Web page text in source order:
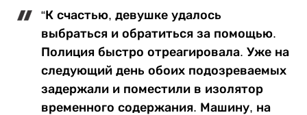
“К счастью, девушке удалось
выбраться и обратиться за помощью.
Полиция быстро отреагировала. Уже на
следующий день обоих подозреваемых
задержали и поместили в изолятор
временного содержания. Машину, на